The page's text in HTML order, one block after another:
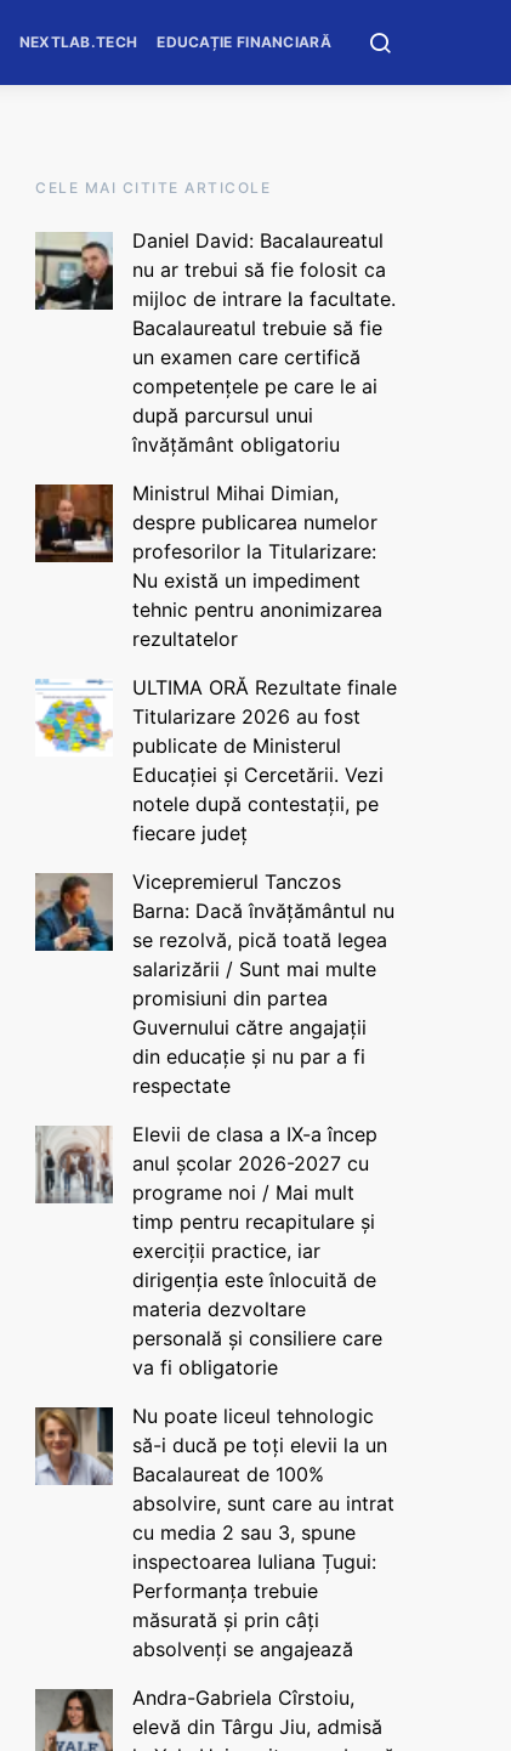
NEXTLAB.TECH EDUCAȚIE FINANCIARĂ
CELE MAI CITITE ARTICOLE
Daniel David: Bacalaureatul
nu ar trebui să fie folosit ca
mijloc de intrare la facultate.
Bacalaureatul trebuie să fie
un examen care certifică
competențele pe care le ai
după parcursul unui
învățământ obligatoriu
Ministrul Mihai Dimian,
despre publicarea numelor
profesorilor la Titularizare:
Nu există un impediment
tehnic pentru anonimizarea
rezultatelor
ULTIMA ORĂ Rezultate finale
Titularizare 2026 au fost
publicate de Ministerul
Educației și Cercetării. Vezi
notele după contestații, pe
fiecare județ
Vicepremierul Tanczos
Barna: Dacă învățământul nu
se rezolvă, pică toată legea
salarizării / Sunt mai multe
promisiuni din partea
Guvernului către angajații
din educație și nu par a fi
respectate
Elevii de clasa a IX-a încep
anul școlar 2026-2027 cu
programe noi / Mai mult
timp pentru recapitulare și
exerciții practice, iar
dirigenția este înlocuită de
materia dezvoltare
personală și consiliere care
va fi obligatorie
Nu poate liceul tehnologic
să-i ducă pe toți elevii la un
Bacalaureat de 100%
absolvire, sunt care au intrat
cu media 2 sau 3, spune
inspectoarea Iuliana Țugui:
Performanța trebuie
măsurată și prin câți
absolvenți se angajează
Andra-Gabriela Cîrstoiu,
elevă din Târgu Jiu, admisă